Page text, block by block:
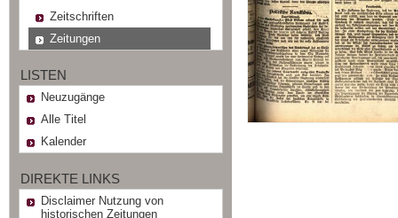
Zeitschriften
Zeitungen
LISTEN
Neuzugänge
Alle Titel
Kalender
DIREKTE LINKS
Disclaimer Nutzung von
historischen Zeitungen